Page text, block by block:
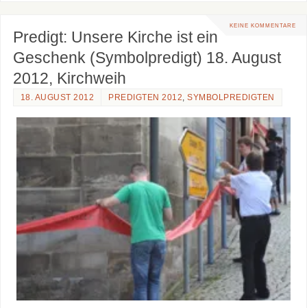
KEINE KOMMENTARE
Predigt: Unsere Kirche ist ein
Geschenk (Symbolpredigt) 18. August
2012, Kirchweih
18. AUGUST 2012 PREDIGTEN 2012,SYMBOLPREDIGTEN